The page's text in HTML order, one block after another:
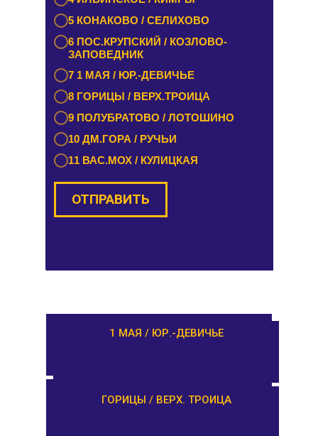
4 ТУРГИНОВО / ЗАПОВЕДНИК
5 КАШИН / КАЛЯЗИН
6 РАМЕШКИ / НИКОЛЬСКОЕ
РАМЕШКИ / НИКОЛЬСКОЕ
ЗАВИДОВО /
НОВОЗАВИДОВО
1 МАЯ / ЮР.-ДЕВИЧЬЕ
ГОРИЦЫ / ВЕРХ. ТРОИЦА
5 КОНАКОВО / СЕЛИХОВО
6 ПОС.КРУПСКИЙ / КОЗЛОВО-
ЗАПОВЕДНИК
7 1 МАЯ / ЮР.-ДЕВИЧЬЕ
8 ГОРИЦЫ / ВЕРХ.ТРОИЦА
9 ПОЛУБРАТОВО / ЛОТОШИНО
10 ДМ.ГОРА / РУЧЬИ
11 ВАС.МОХ / КУЛИЦКАЯ
ОТПРАВИТЬ